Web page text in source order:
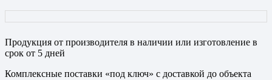
Продукция от производителя в наличии или изготовление в
срок от 5 дней
Комплексные поставки «под ключ» с доставкой до объекта